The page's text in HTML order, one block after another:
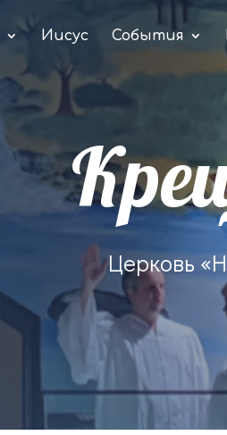
Иисус События
Церковь